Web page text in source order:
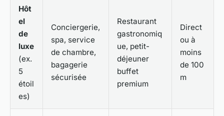
Hôt
el
de
luxe
(ex.
5
étoil
es)
Conciergerie,
spa, service
de chambre,
bagagerie
sécurisée
Restaurant
gastronomiq
ue, petit-
déjeuner
buffet
premium
Direct
ou à
moins
de 100
m